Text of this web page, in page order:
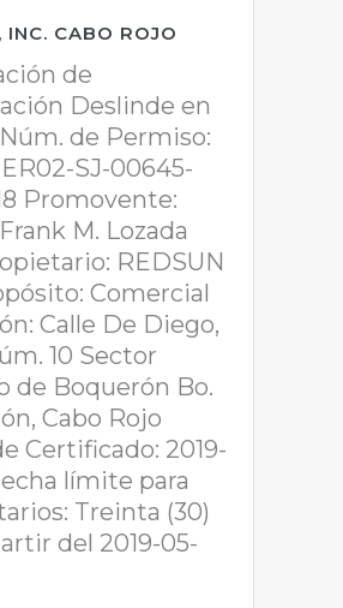
INC. CABO ROJO
de
Deslinde en
de Permiso:
SJ-00645-
Promovente:
M. Lozada
REDSUN
Comercial
Calle De Diego,
10 Sector
de Boquerón Bo.
Cabo Rojo
Certificado: 2019-
límite para
Treinta (30)
del 2019-05-